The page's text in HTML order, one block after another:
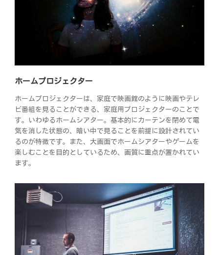
ホームプロジェクター
ホームプロジェクターは、家庭で映画館のように映画やテレ
ビ番組を見ることができる、家庭用プロジェクターのことで
す。いわゆるホームシアター。基本的にカーテンを閉めて電
気を消した状態の、暗い中で見ることを前提に設計されてい
るのが特徴です。また、大画面でホームシアターやゲームを
楽しむことを目的としているため、画質に重点が置かれてい
ます。